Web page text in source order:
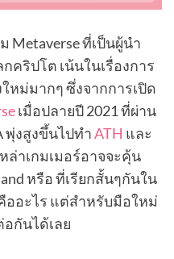
Metaverse ที่เป็นผู้นำ
คริปโต เน้นในเรื่องการ
หม่มากๆ ซึ่งจากการเปิด
เมื่อปลายปี 2021 ที่ผ่าน
พุ่งสูงขึ้นไปทำATH และ
ล่าเกมเมอร์อาจจะคุ้น
หรือ ที่เรียกสั้นๆกันใน
ออะไร แต่สำหรับมือใหม่
กันได้เลย